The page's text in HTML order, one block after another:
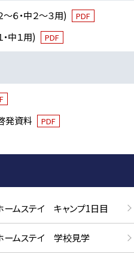
６・中２～３用) PDF
中１用) PDF
発資料 PDF
ームステイ キャンプ1日目
ホームステイ 学校見学